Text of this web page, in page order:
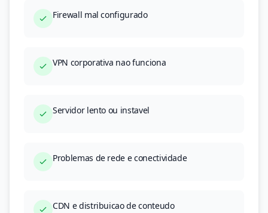
Firewall mal configurado
VPN corporativa nao funciona
Servidor lento ou instavel
Problemas de rede e conectividade
CDN e distribuicao de conteudo